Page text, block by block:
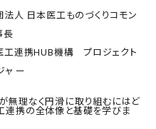
法人 日本医工ものづくりコモン
工連携HUB機構 プロジェクト
ャ ー
無理なく円滑に取り組むにはど
連携の全体像と基礎を学びま